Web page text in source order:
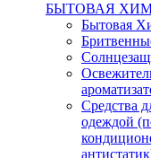
БЫТОВАЯ
Бытовая
Средства
одеждой